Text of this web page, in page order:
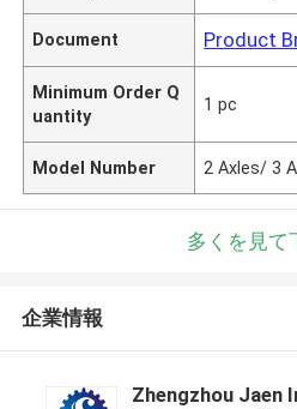
Document Product
Minimum Order Q
uantity
1 pc
Model Number 2 Axles/ 3
多くを見て
企業情報
Zhengzhou Jaen